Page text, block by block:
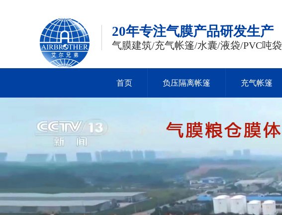
20年专注气膜产品研发生产
气膜建筑/充气帐篷/水囊/液袋/PVC吨袋
首页 负压隔离帐篷 充气帐篷